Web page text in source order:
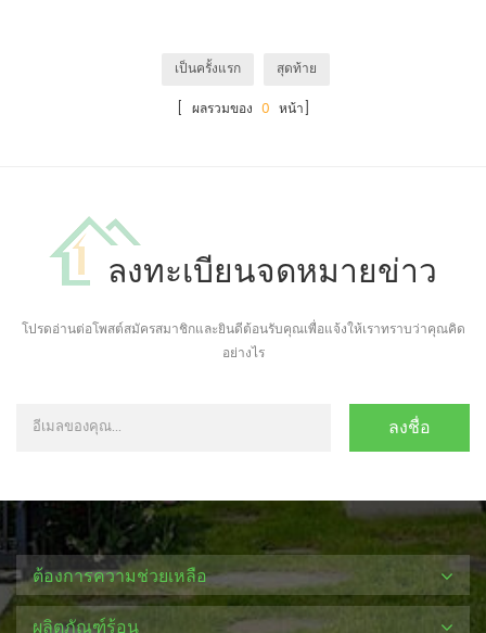
เป็นครั้งแรก
สุดท้าย
[ ผลรวมของ 0 หน้า]
ลงทะเบียนจดหมายข่าว
โปรดอ่านต่อโพสต์สมัครสมาชิกและยินดีต้อนรับคุณเพื่อแจ้งให้เราทราบว่าคุณคิด
อย่างไร
ต้องการความช่วยเหลือ
ผลิตภัณฑ์ร้อน